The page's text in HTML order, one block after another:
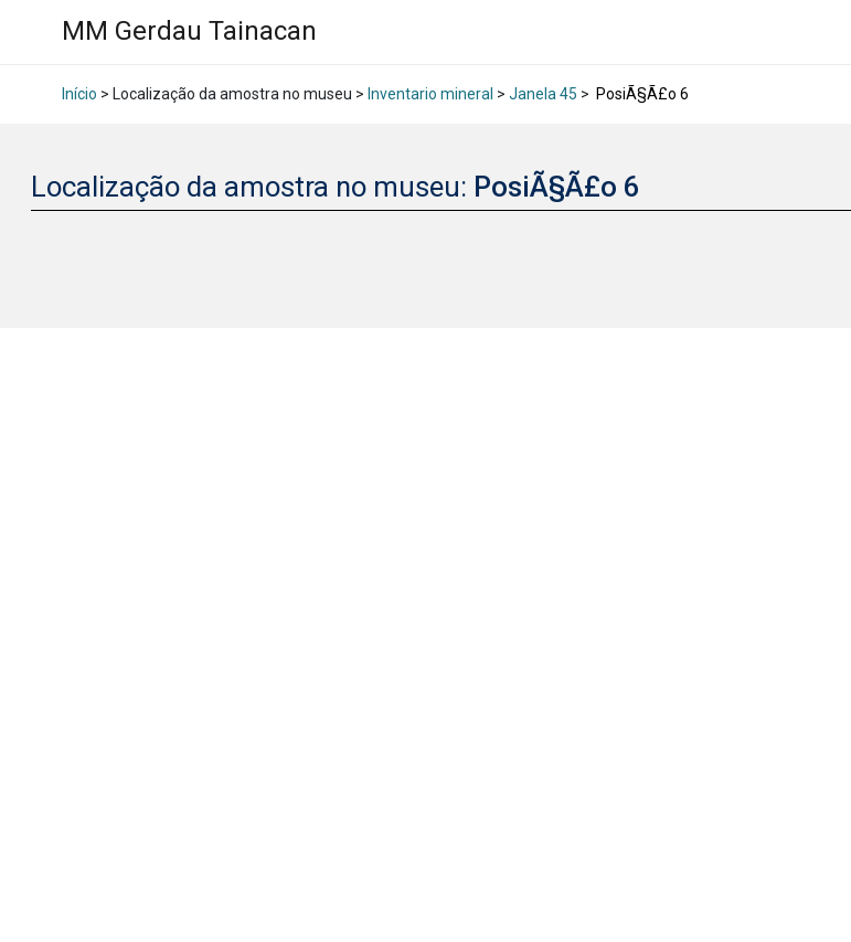
MM Gerdau Tainacan
Início > Localização da amostra no museu > Inventario mineral > Janela 45 > PosiÃ§Ã£o 6
Localização da amostra no museu: PosiÃ§Ã£o 6